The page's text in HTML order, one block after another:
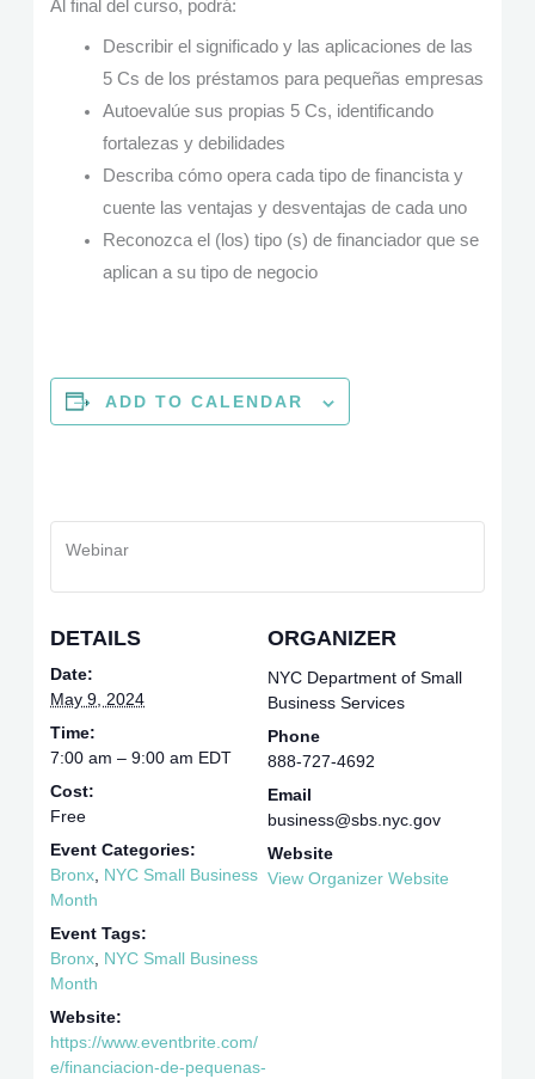
Al final del curso, podrá:
Describir el significado y las aplicaciones de las
5 Cs de los préstamos para pequeñas empresas
Autoevalúe sus propias 5 Cs, identificando
fortalezas y debilidades
Describa cómo opera cada tipo de financista y
cuente las ventajas y desventajas de cada uno
Reconozca el (los) tipo (s) de financiador que se
aplican a su tipo de negocio
ADD TO CALENDAR
DETAILS
Date:
May 9, 2024
Time:
7:00 am – 9:00 am EDT
Cost:
Free
Event Categories:
Bronx, NYC Small Business
Month
Event Tags:
Bronx, NYC Small Business
Month
Website:
https://www.eventbrite.com/
e/financiacion-de-pequenas-
ORGANIZER
NYC Department of Small
Business Services
Phone
888-727-4692
Email
business@sbs.nyc.gov
Website
View Organizer Website
Webinar